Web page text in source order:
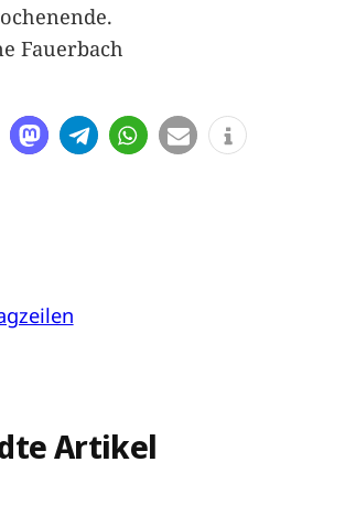
Fauerbach
Artikel